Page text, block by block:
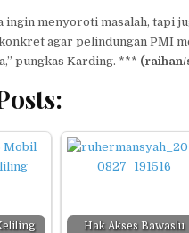
ingin menyoroti masalah, tapi
agar pelindungan PMI
pungkas Karding. *** (raihan/
Hak Akses Bawaslu